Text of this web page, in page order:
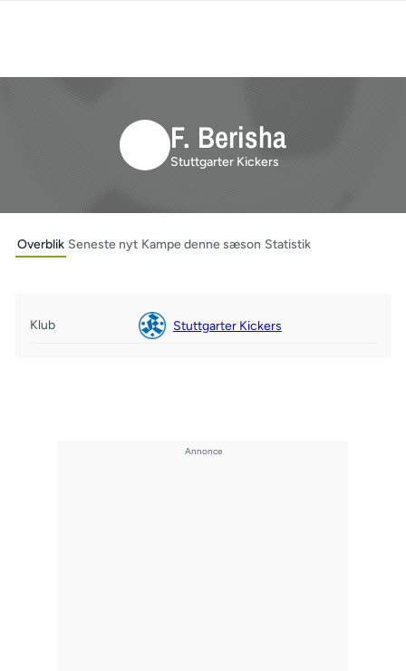
F. Berisha
Stuttgarter Kickers
Overblik Seneste nyt Kampe denne sæson Statistik
Klub Stuttgarter Kickers